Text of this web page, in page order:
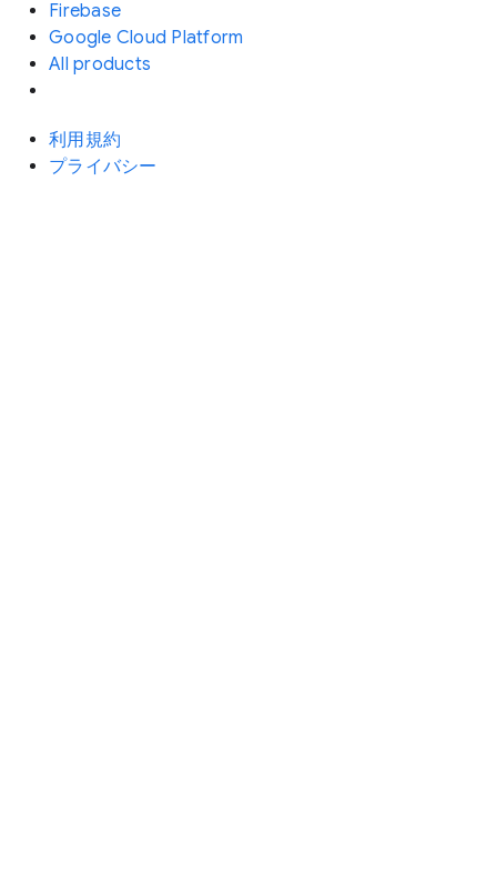
Firebase
Google Cloud Platform
All products
利用規約
プライバシー